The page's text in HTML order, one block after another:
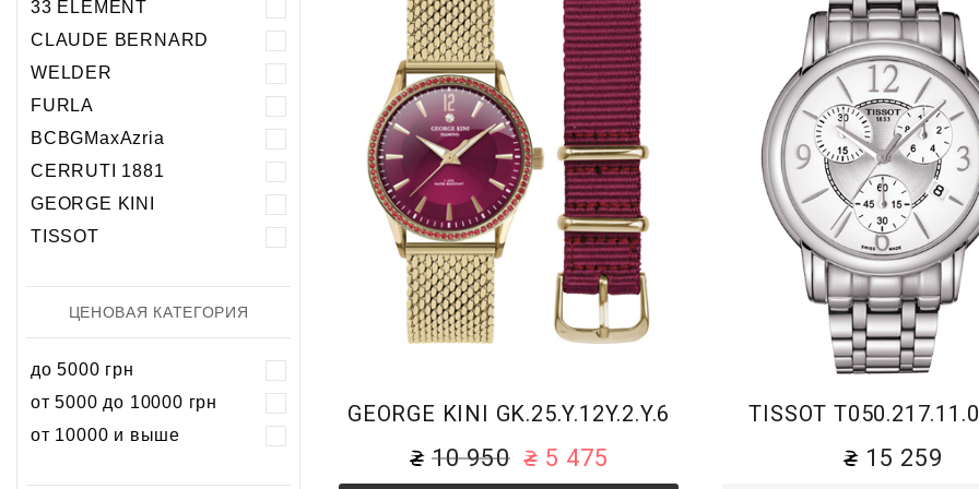
Хронограф
Механика
Браслет
Календарь
Хронограф
Механика
Браслет
33 ELEMENT
CLAUDE BERNARD
WELDER
FURLA
BCBGMaxAzria
CERRUTI 1881
GEORGE KINI
TISSOT
ЦЕНОВАЯ КАТЕГОРИЯ
до 5000 грн
от 5000 до 10000 грн
от 10000 и выше
GEORGE KINI GK.25.Y.12Y.2.Y.6
10 950 5 475
TISSOT
15 259